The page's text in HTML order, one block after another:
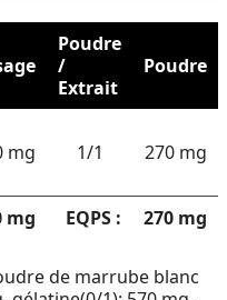
Poudre
/
Extrait
Poudre
mg 1/1 270 mg
mg EQPS : 270 mg
de marrube blanc